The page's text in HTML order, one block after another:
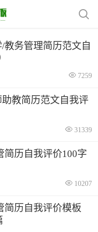
教务管理简历范文自
7259
教简历范文自我评
31339
简历自我评价100字
10207
简历自我评价模板